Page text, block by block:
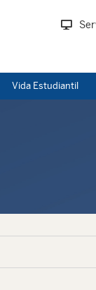
Vida Estudiantil